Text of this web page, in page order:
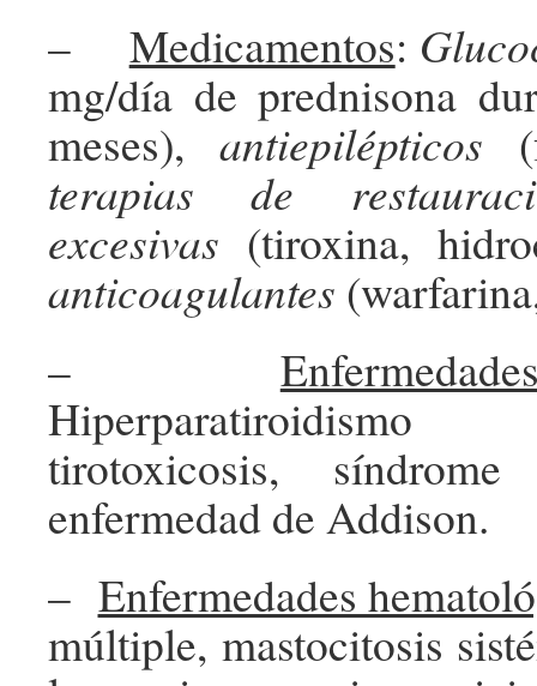
– Medicamentos:
mg/día de prednisona
meses),antiepilépticos
terapias de
excesivas (tiroxina,
anticoagulantes
–
tirotoxicosis,
enfermedad de Addison.
– Enfermedades
múltiple, mastocitosis